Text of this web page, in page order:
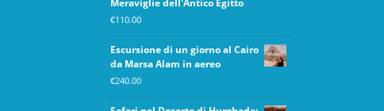
Meraviglie dell'Antico Egitto
€110.00
Escursione di un giorno al Cairo
da Marsa Alam in aereo
€240.00